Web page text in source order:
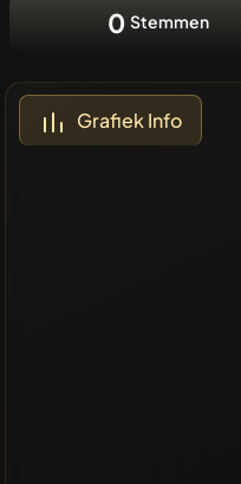
0 Stemmen
Grafiek Info